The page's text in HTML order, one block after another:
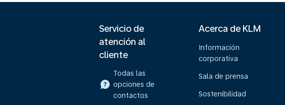
Servicio de
atención al
cliente
Todas las
opciones de
contactos
Acerca de KLM
Información
corporativa
Sala de prensa
Sostenibilidad